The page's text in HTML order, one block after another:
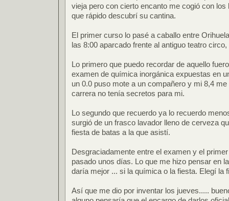
vieja pero con cierto encanto me cogió con
que rápido descubrí su cantina.
El primer curso lo pasé a caballo entre
las 8:00 aparcado frente al antiguo teatro
Lo primero que puedo recordar de aquello
examen de química inorgánica expuestas en
un 0.0 puso mote a un compañero y mi 8,4
carrera no tenía secretos para mi.
Lo segundo que recuerdo ya lo recuerdo
surgió de un frasco lavador lleno de cerveza
fiesta de batas a la que asistí.
Desgraciadamente entre el examen y el
pasado unos días. Lo que me hizo pensar en
daría mejor ... si la química o la fiesta. Elegí la
Así que me dio por inventar los jueves.....